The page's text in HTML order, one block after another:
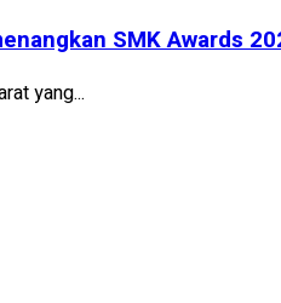
SMK Awards
yang...